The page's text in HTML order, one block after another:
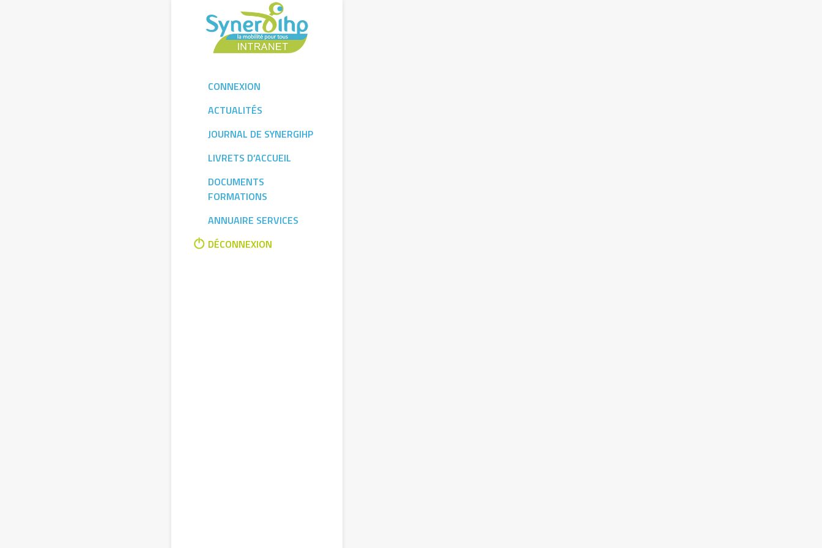
CONNEXION
ACTUALITÉS
JOURNAL DE SYNERGIHP
LIVRETS D’ACCUEIL
DOCUMENTS
FORMATIONS
ANNUAIRE SERVICES
DÉCONNEXION